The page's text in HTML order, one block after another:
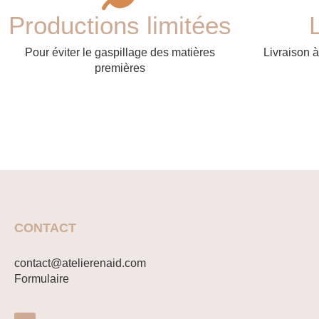
Productions limitées
Pour éviter le gaspillage des matières
premières
Livraison
CONTACT
contact@atelierenaid.com
Formulaire